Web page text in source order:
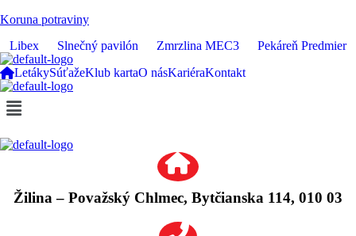
Koruna potraviny
Libex
Slnečný pavilón Zmrzlina MEC3
Pekáreň Predmier
LetákySúťažeKlub kartaO násKariéraKontakt
Menu
Žilina – Považský Chlmec, Bytčianska 114, 010 03